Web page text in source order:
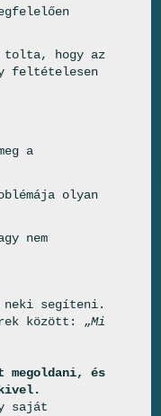
tolta, hogy az
feltételesen
a
olyan
nem
neki segíteni.
között: „Mi
megoldani, és
saját